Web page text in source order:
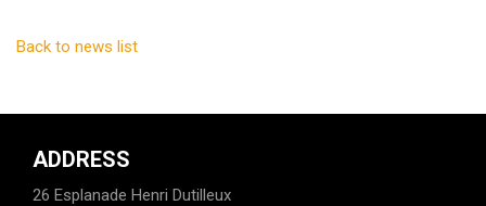
Back to news list
ADDRESS
26 Esplanade Henri Dutilleux